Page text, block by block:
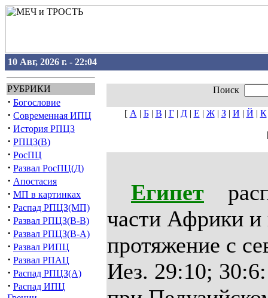
10 Авг, 2026 г. - 22:04
РУБРИКИ
· Богословие
· Современная ИПЦ
· История РПЦЗ
· РПЦЗ(В)
· РосПЦ
· Развал РосПЦ(Д)
· Апостасия
· МП в картинках
· Распад РПЦЗ(МП)
· Развал РПЦЗ(В-В)
· Развал РПЦЗ(В-А)
· Развал РИПЦ
· Развал РПАЦ
· Распад РПЦЗ(А)
· Распад ИПЦ
Поиск
[ А | Б| В | Г| Д| Е | Ж| З| И | Й | К
Египет расположен в северо-восточной части Африки и все еще имеет такое же протяжение с севера на юг, которое указано у Иез. 29:10; 30:6: «от Мигдола (позднее Магдол, при Пелузийском рукаве Нила) до Сиены» (теперь Ассуан), границы Ефиопии у Нильских порогов. Обыкновенное название этой страны в Ветх. Завете Мицраим (по имени сына Хама: Быт. 10:6) или «земля Мицраима», (также Мацор). Отсюда арабское название Миср. Название Египет произошло от греческого слова Айгиптос, данное финикийскими колонистами, которые называли Нильскую дельту «ай-габт», т.е. изогнутое побережье. Коренными жителями страна называлась «земля Хамова» (Пс. 104:23, 27; 105:22; 77:51). Египет делится на Нижний Египет, — низменность в северной части с городами: Пифом, Раамсес, Фибозет и Он (или Илиополь), и Верхний Египет — на юге, называемый Пафрос, с городами: Сиена и Но. Завоевателями, греками и римлянами, Верхний Египет был разделен на две части: Фиваида и Эптаномида (т.е. Средний Египет с городами: Мемфис и Ханес). Египет представляет продолговатую долину, около 700-800 км длиною, по обеим сторонам ограниченную песчаными плоскогорьями. Через всю страну протекает большая река Нил, названная египтянами Хапи-Му, т.е. «гений вод», евреями — Еор или Шахор, т. е. черная. Ширина этой долины от 10 до 30 км; в некоторых местах горы подходят к берегам реки. На севере, где оканчивается эта долина. Нил, не доходя 120 км до моря, делится на несколько рукавов, из которых самый